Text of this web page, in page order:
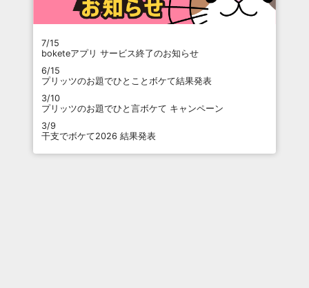
7/15
boketeアプリ サービス終了のお知らせ
6/15
プリッツのお題でひとことボケて結果発表
3/10
プリッツのお題でひと言ボケて キャンペーン
3/9
干支でボケて2026 結果発表